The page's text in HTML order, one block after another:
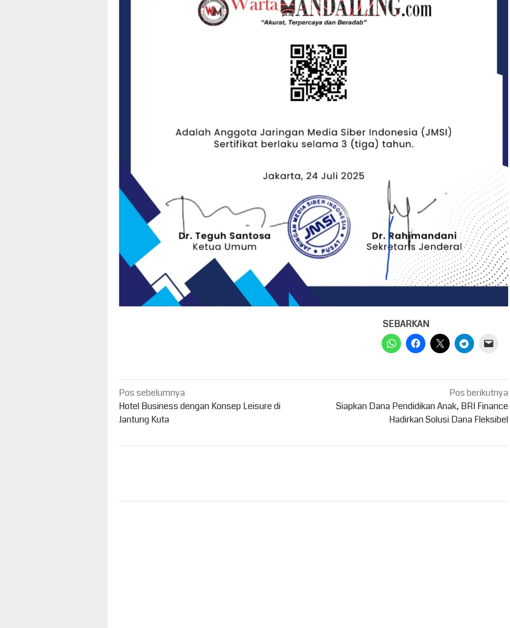
SEBARKAN
Navigasi
pos
Pos sebelumnya
Hotel Business dengan Konsep Leisure di
Jantung Kuta
Pos berikutnya
Siapkan Dana Pendidikan Anak, BRI Finance
Hadirkan Solusi Dana Fleksibel